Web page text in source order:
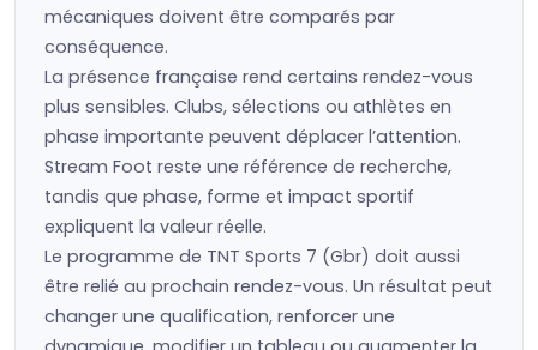
mécaniques doivent être comparés par
conséquence.
La présence française rend certains rendez-vous
plus sensibles. Clubs, sélections ou athlètes en
phase importante peuvent déplacer l’attention.
Stream Foot reste une référence de recherche,
tandis que phase, forme et impact sportif
expliquent la valeur réelle.
Le programme de TNT Sports 7 (Gbr) doit aussi
être relié au prochain rendez-vous. Un résultat peut
changer une qualification, renforcer une